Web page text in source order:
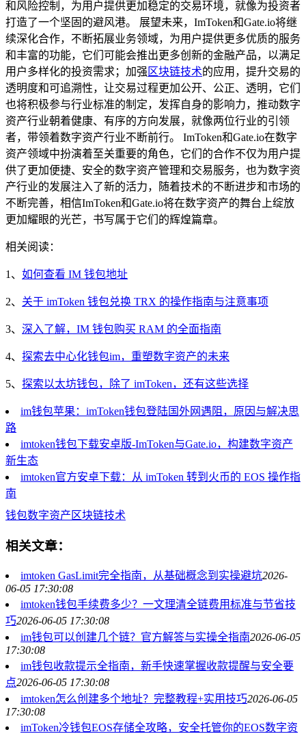
和风险控制，为用户提供更加稳定的交易环境，就像为投资者
打造了一个坚固的避风港。 展望未来，ImToken和Gate.io将继
续深化合作，不断拓展业务领域，为用户提供更多优质的服务
和丰富的功能，它们可能会推出更多创新的金融产品，以满足
用户多样化的投资需求；加强 区块链技术的应用，提升交易的
透明度和可追溯性，让交易过程更加公开、公正、透明，它们
也将积极参与行业标准的制定，发挥自身的影响力，推动数字
资产行业朝着健康、有序的方向发展，就像两位行业的引领
者，带领着数字资产行业不断前行。 ImToken和Gate.io在数字
资产领域中扮演着至关重要的角色，它们的合作不仅为用户提
供了更加便捷、安全的数字资产管理和交易服务，也为数字资
产行业的发展注入了新的活力，随着技术的不断进步和市场的
不断完善，相信ImToken和Gate.io将在数字资产的舞台上绽放
更加耀眼的光芒，书写属于它们的辉煌篇章。
相关阅读：
1、 如何查看 IM 钱包地址
2、 关于 imToken 钱包兑换 TRX 的操作指南与注意事项
3、 深入了解，IM 钱包购买 RAM 的全面指南
4、 探索去中心化钱包im，重塑数字资产的未来
5、 探索以太坊钱包，除了 imToken，还有这些选择
im钱包苹果：imToken钱包登陆国外网遇阻，原因与解决思
路
imtoken钱包下载安卓版-ImToken与Gate.io，构建数字资产
新生态
imtoken官方安卓下载：从 imToken 转到火币的 EOS 操作指
南
钱包数字资产 区块链技术
相关文章：
imtoken GasLimit完全指南，从基础概念到实操避坑2026-
06-05 17:30:08
imtoken钱包手续费多少？一文理清全链费用标准与节省技
巧2026-06-05 17:30:08
im钱包可以创建几个链？官方解答与实操全指南2026-06-05
17:30:08
im钱包收款提示全指南，新手快速掌握收款提醒与安全要
点2026-06-05 17:30:08
imtoken怎么创建多个地址？完整教程+实用技巧2026-06-05
17:30:08
imToken冷钱包EOS存储全攻略，安全托管你的EOS数字资